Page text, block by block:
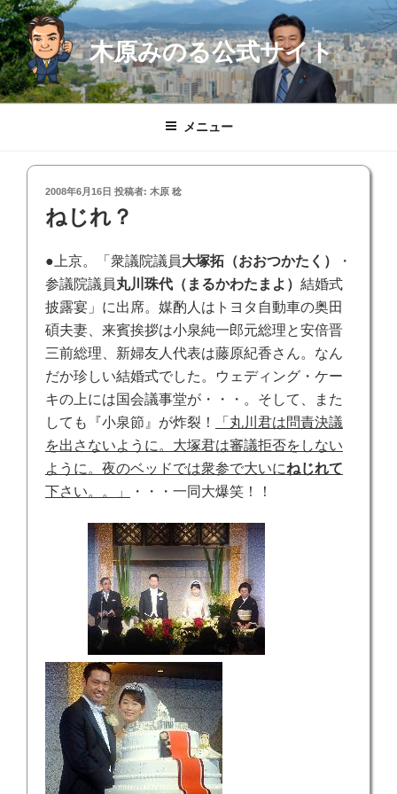
コ
ン
テ
ン
ツ
木原みのる公式サイト
メニュー
投
稿
日:
2008年6月16日 投稿者: 木原 稔
ねじれ？
●上京。「衆議院議員大塚拓（おおつかたく）
・
参議院議員丸川珠代（まるかわたまよ） 結婚式
披露宴」に出席。媒酌人はトヨタ自動車の奥田
碩夫妻、来賓挨拶は小泉純一郎元総理と安倍晋
三前総理、新婦友人代表は藤原紀香さん。なん
だか珍しい結婚式でした。ウェディング・ケー
キの上には国会議事堂が・・・。そして、また
しても『小泉節』が炸裂！
「丸川君は問責決議
を出さないように。大塚君は審議拒否をしない
ように。夜のベッドでは衆参で大いにねじれて
下さい。。」
・・・一同大爆笑！！